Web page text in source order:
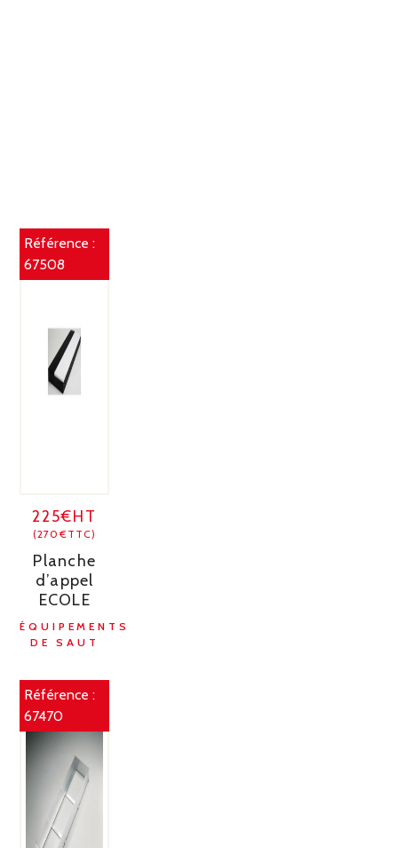
Référence :
67508
225€HT
(270€TTC)
Planche
d’appel
ECOLE
ÉQUIPEMENTS
DE SAUT
Référence :
67470